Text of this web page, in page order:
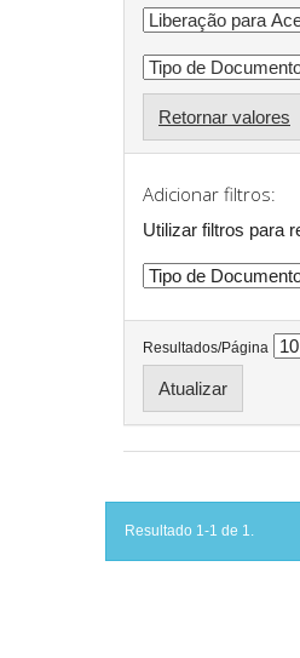
Retornar valores
Adicionar filtros:
Utilizar filtros para
Resultados/Página
Resultado 1-1 de 1.